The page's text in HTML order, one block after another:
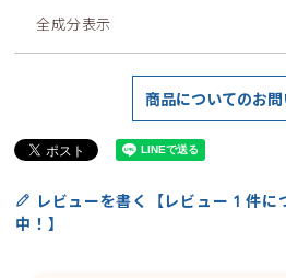
全成分表示
商品についてのお
レビューを書く【レビュー 1 件
中！】